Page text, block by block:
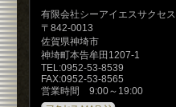
有限会社シーアイエスサクセス
〒842-0013
佐賀県神埼市
神埼町本告牟田1207-1
TEL:0952-53-8539
FAX:0952-53-8565
営業時間 9:00～19:00